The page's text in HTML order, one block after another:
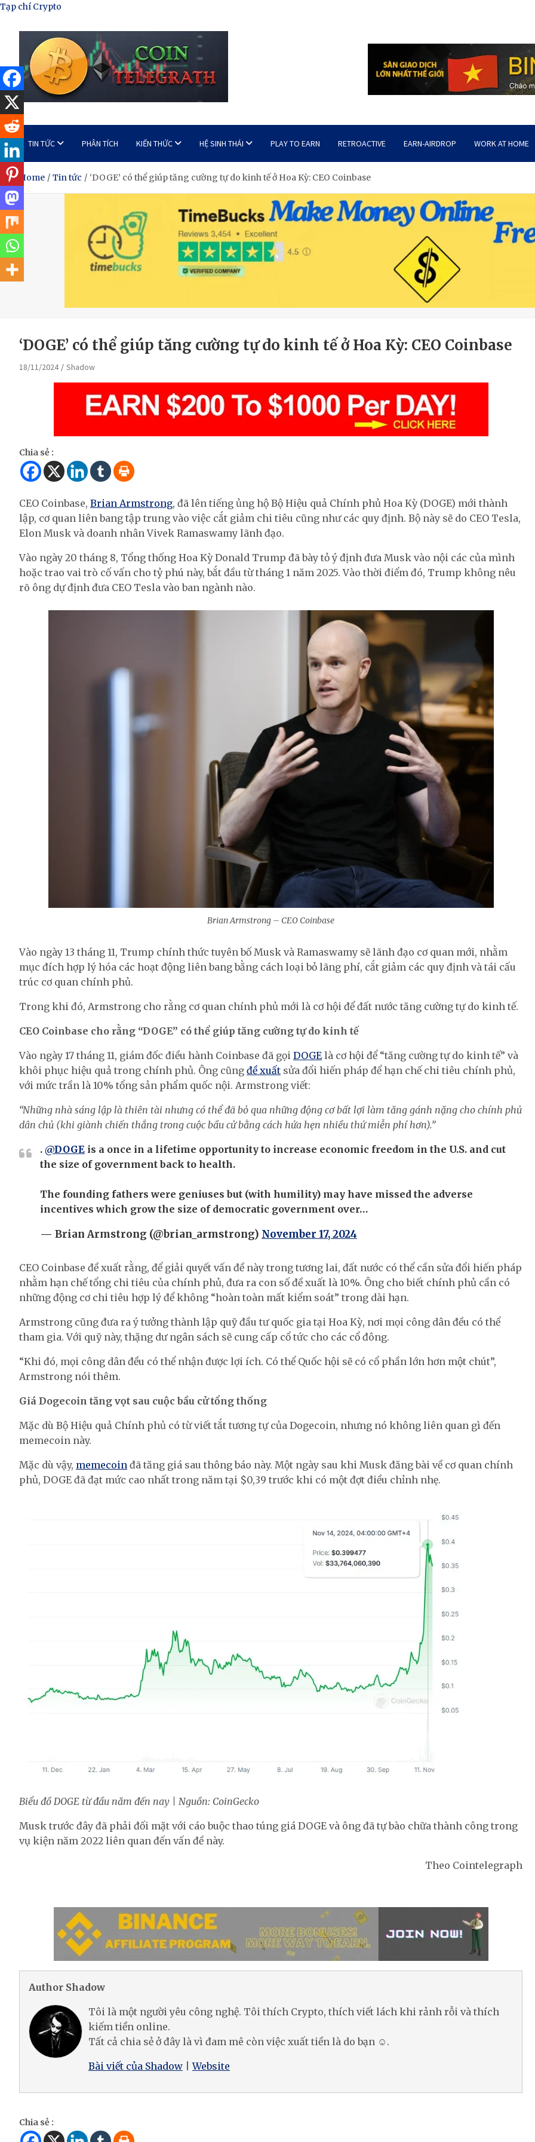
Skip
content
Tạp chí Crypto
Tạp Chí Tiền Mã Hóa
Kênh thông tin tổng hợp về tiền mã hóa
TIN TỨC PHÂN TÍCH KIẾN THỨC HỆ SINH THÁI PLAY TO EARN RETROACTIVE EARN-AIRDROP WORK AT HOME
Home Tin tức ‘DOGE’ có thể giúp tăng cường tự do kinh tế ở Hoa Kỳ: CEO Coinbase
‘DOGE’ có thể giúp tăng cường tự do kinh tế ở Hoa Kỳ: CEO Coinbase
18/11/2024 Shadow
Chia sẻ :
CEO Coinbase, Brian Armstrong, đã lên tiếng ủng hộ Bộ Hiệu quả Chính phủ Hoa Kỳ (DOGE) mới thành
lập, cơ quan liên bang tập trung vào việc cắt giảm chi tiêu cũng như các quy định. Bộ này sẽ do CEO Tesla,
Elon Musk và doanh nhân Vivek Ramaswamy lãnh đạo.
Vào ngày 20 tháng 8, Tổng thống Hoa Kỳ Donald Trump đã bày tỏ ý định đưa Musk vào nội các của mình
hoặc trao vai trò cố vấn cho tỷ phú này, bắt đầu từ tháng 1 năm 2025. Vào thời điểm đó, Trump không nêu
rõ ông dự định đưa CEO Tesla vào ban ngành nào.
Brian Armstrong – CEO Coinbase
Vào ngày 13 tháng 11, Trump chính thức tuyên bố Musk và Ramaswamy sẽ lãnh đạo cơ quan mới, nhằm
mục đích hợp lý hóa các hoạt động liên bang bằng cách loại bỏ lãng phí, cắt giảm các quy định và tái cấu
trúc cơ quan chính phủ.
Trong khi đó, Armstrong cho rằng cơ quan chính phủ mới là cơ hội để đất nước tăng cường tự do kinh tế.
CEO Coinbase cho rằng “DOGE” có thể giúp tăng cường tự do kinh tế
Vào ngày 17 tháng 11, giám đốc điều hành Coinbase đã gọi DOGE là cơ hội để “tăng cường tự do kinh tế” và
khôi phục hiệu quả trong chính phủ. Ông cũng đề xuất sửa đổi hiến pháp để hạn chế chi tiêu chính phủ,
với mức trần là 10% tổng sản phẩm quốc nội. Armstrong viết:
“Những nhà sáng lập là thiên tài nhưng có thể đã bỏ qua những động cơ bất lợi làm tăng gánh nặng cho chính phủ
dân chủ (khi giành chiến thắng trong cuộc bầu cử bằng cách hứa hẹn nhiều thứ miễn phí hơn).”
. @DOGE is a once in a lifetime opportunity to increase economic freedom in the U.S. and cut
the size of government back to health.
The founding fathers were geniuses but (with humility) may have missed the adverse
incentives which grow the size of democratic government over…
— Brian Armstrong (@brian_armstrong) November 17, 2024
CEO Coinbase đề xuất rằng, để giải quyết vấn đề này trong tương lai, đất nước có thể cần sửa đổi hiến pháp
nhằm hạn chế tổng chi tiêu của chính phủ, đưa ra con số đề xuất là 10%. Ông cho biết chính phủ cần có
những động cơ chi tiêu hợp lý để không “hoàn toàn mất kiểm soát” trong dài hạn.
Armstrong cũng đưa ra ý tưởng thành lập quỹ đầu tư quốc gia tại Hoa Kỳ, nơi mọi công dân đều có thể
tham gia. Với quỹ này, thặng dư ngân sách sẽ cung cấp cổ tức cho các cổ đông.
“Khi đó, mọi công dân đều có thể nhận được lợi ích. Có thể Quốc hội sẽ có cổ phần lớn hơn một chút”,
Armstrong nói thêm.
Giá Dogecoin tăng vọt sau cuộc bầu cử tổng thống
Mặc dù Bộ Hiệu quả Chính phủ có từ viết tắt tương tự của Dogecoin, nhưng nó không liên quan gì đến
memecoin này.
Mặc dù vậy, memecoin đã tăng giá sau thông báo này. Một ngày sau khi Musk đăng bài về cơ quan chính
phủ, DOGE đã đạt mức cao nhất trong năm tại $0,39 trước khi có một đợt điều chỉnh nhẹ.
Biểu đồ DOGE từ đầu năm đến nay | Nguồn: CoinGecko
Musk trước đây đã phải đối mặt với cáo buộc thao túng giá DOGE và ông đã tự bào chữa thành công trong
vụ kiện năm 2022 liên quan đến vấn đề này.
Theo Cointelegraph
Author Shadow
Tôi là một người yêu công nghệ. Tôi thích Crypto, thích viết lách khi rảnh rỗi và thích
kiếm tiền online.
Tất cả chia sẻ ở đây là vì đam mê còn việc xuất tiền là do bạn ☺.
Bài viết của Shadow |Website
Chia sẻ :